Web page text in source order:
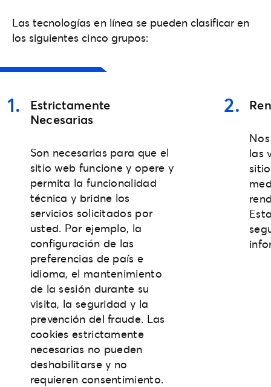
Las tecnologías en línea se pueden clasificar en
los siguientes cinco grupos:
1.
Estrictamente
Necesarias
Son necesarias para que el
sitio web funcione y opere y
permita la funcionalidad
técnica y bridne los
servicios solicitados por
usted. Por ejemplo, la
configuración de las
preferencias de país e
idioma, el mantenimiento
de la sesión durante su
visita, la seguridad y la
prevención del fraude. Las
cookies estrictamente
necesarias no pueden
deshabilitarse y no
requieren consentimiento.
2.
las